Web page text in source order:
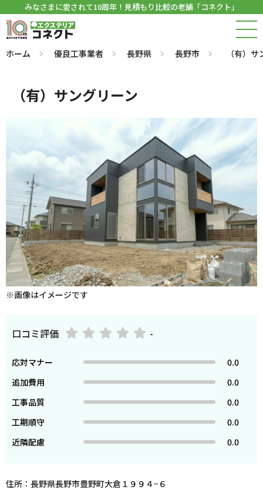
みなさまに愛されて10周年！見積もり比較の老舗「コネクト」
ホーム 優良工事業者 長野県 長野市 （有）
（有）サングリーン
※画像はイメージです
口コミ評価 -
応対マナー
0.0
追加費用
0.0
工事品質
0.0
工期順守
0.0
近隣配慮
0.0
住所：長野県長野市豊野町大倉１９９４−６